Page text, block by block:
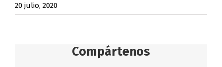
20 julio, 2020
Compártenos